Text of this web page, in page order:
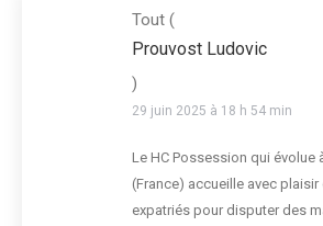
Tout (
Prouvost Ludovic
)
29 juin 2025 à 18 h 54 min
Le HC Possession qui évolue
(France) accueille avec
expatriés pour disputer des